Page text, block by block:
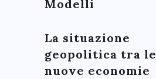
Modelli
La situazione
geopolitica tra le
nuove economie